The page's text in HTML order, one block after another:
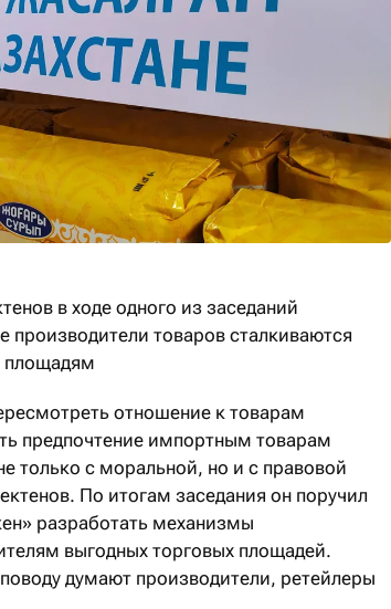
в ходе одного из заседаний
производители товаров сталкиваются
площадям
отношение к товарам
предпочтение импортным товарам
только с моральной, но и с правовой
По итогам заседания он поручил
разработать механизмы
выгодных торговых площадей.
думают производители, ретейлеры